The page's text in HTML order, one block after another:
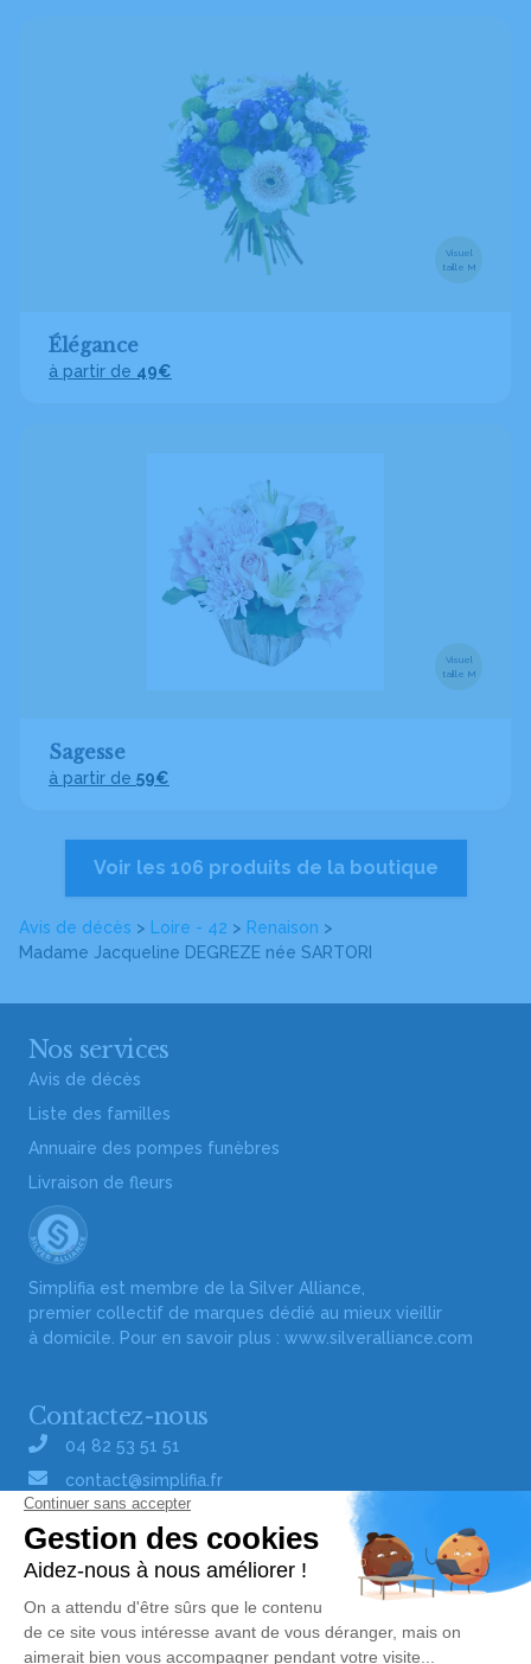
Avis de décès > Loire - 42 > Renaison >
Madame Jacqueline DEGREZE née SARTORI
Visuel
taille M
Élégance
à partir de 49€
Visuel
taille M
Sagesse
à partir de 59€
Voir les 106 produits de la boutique
Nos services
Avis de décès
Liste des familles
Annuaire des pompes funèbres
Livraison de fleurs
Simplifia est membre de la Silver Alliance,
premier collectif de marques dédié au mieux vieillir
à domicile. Pour en savoir plus : www.silveralliance.com
Contactez-nous
04 82 53 51 51
contact@simplifia.fr
Réseaux sociaux